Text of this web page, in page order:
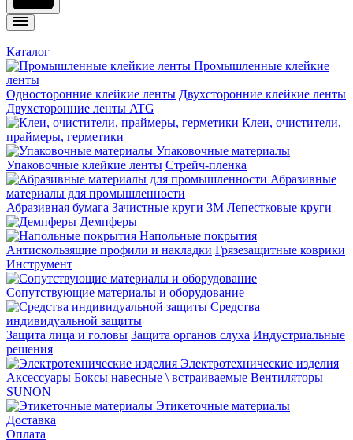
Каталог
Промышленные клейкие
ленты
Односторонние клейкие ленты Двухсторонние клейкие ленты
Двухсторонние ленты ATG
Клеи, очистители,
праймеры, герметики
Упаковочные материалы
Упаковочные клейкие ленты Стрейч-пленка
Абразивные
материалы для промышленности
Абразивная бумага Зачистные круги 3М Лепестковые круги
Демпферы
Напольные покрытия
Aнтискользящие профили и накладки Грязезащитные коврики
Инструмент
Сопутствующие материалы и оборудование
Средства
индивидуальной защиты
Защита лица и головы Защита органов слуха Индустриальные
решения
Электротехнические изделия
Аксессуары Боксы навесные \ встраиваемые Вентиляторы
SUNON
Этикеточные материалы
Доставка
Оплата